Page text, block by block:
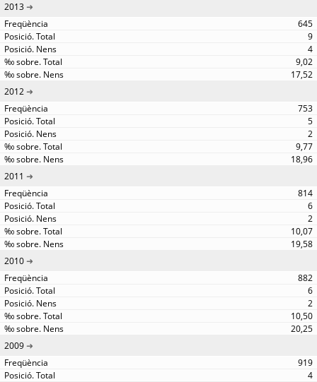
2013
645
9
4
9,02
17,52
2012
753
5
2
9,77
18,96
2011
814
6
2
10,07
19,58
2010
882
6
2
10,50
20,25
2009
919
4